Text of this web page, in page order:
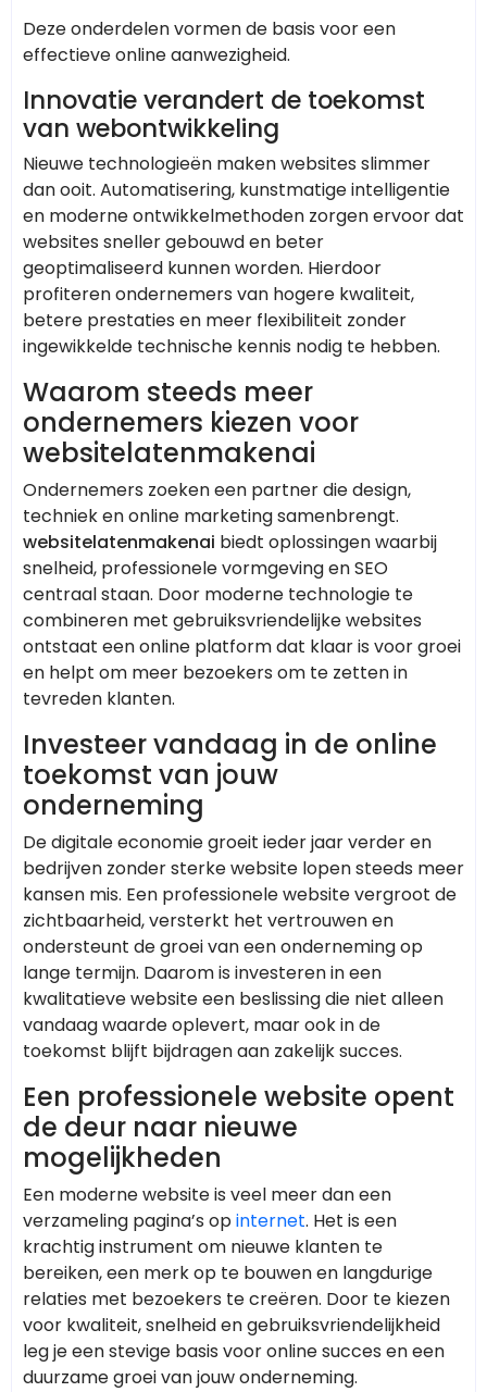
Deze onderdelen vormen de basis voor een
effectieve online aanwezigheid.
Innovatie verandert de toekomst
van webontwikkeling
Nieuwe technologieën maken websites slimmer
dan ooit. Automatisering, kunstmatige intelligentie
en moderne ontwikkelmethoden zorgen ervoor dat
websites sneller gebouwd en beter
geoptimaliseerd kunnen worden. Hierdoor
profiteren ondernemers van hogere kwaliteit,
betere prestaties en meer flexibiliteit zonder
ingewikkelde technische kennis nodig te hebben.
Waarom steeds meer
ondernemers kiezen voor
websitelatenmakenai
Ondernemers zoeken een partner die design,
techniek en online marketing samenbrengt.
websitelatenmakenai biedt oplossingen waarbij
snelheid, professionele vormgeving en SEO
centraal staan. Door moderne technologie te
combineren met gebruiksvriendelijke websites
ontstaat een online platform dat klaar is voor groei
en helpt om meer bezoekers om te zetten in
tevreden klanten.
Investeer vandaag in de online
toekomst van jouw
onderneming
De digitale economie groeit ieder jaar verder en
bedrijven zonder sterke website lopen steeds meer
kansen mis. Een professionele website vergroot de
zichtbaarheid, versterkt het vertrouwen en
ondersteunt de groei van een onderneming op
lange termijn. Daarom is investeren in een
kwalitatieve website een beslissing die niet alleen
vandaag waarde oplevert, maar ook in de
toekomst blijft bijdragen aan zakelijk succes.
Een professionele website opent
de deur naar nieuwe
mogelijkheden
Een moderne website is veel meer dan een
verzameling pagina’s opinternet. Het is een
krachtig instrument om nieuwe klanten te
bereiken, een merk op te bouwen en langdurige
relaties met bezoekers te creëren. Door te kiezen
voor kwaliteit, snelheid en gebruiksvriendelijkheid
leg je een stevige basis voor online succes en een
duurzame groei van jouw onderneming.